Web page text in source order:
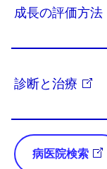
成長の評価方法
診断と治療
病医院検索